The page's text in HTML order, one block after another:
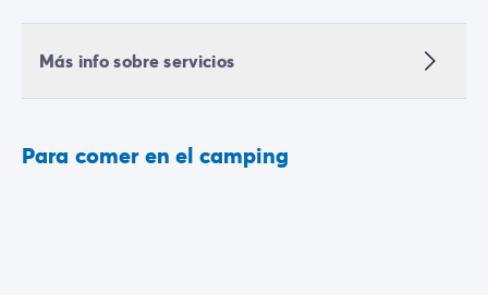
Más info sobre servicios
Para comer en el camping